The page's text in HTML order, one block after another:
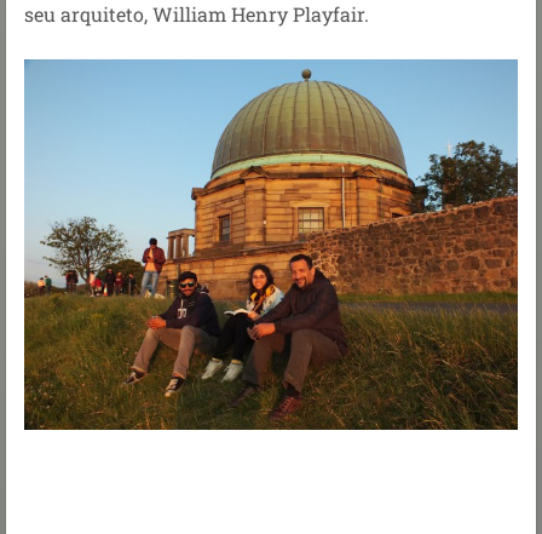
seu arquiteto, William Henry Playfair.